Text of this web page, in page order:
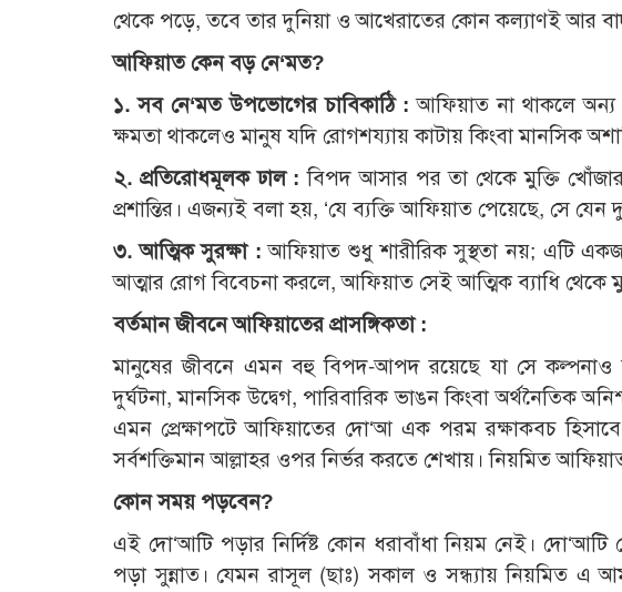
থেকে পড়ে, তবে তার দুনিয়া ও আখেরাতের কোন কল্যাণই আর
আফিয়াত কেন বড় নে‘মত?
১. সব নে‘মত উপভোগের চাবিকাঠি :আফিয়াত না থাকলে
ক্ষমতা থাকলেও মানুষ যদি রোগশয্যায় কাটায় কিংবা মানসিক
২. প্রতিরোধমূলক ঢাল : বিপদ আসার পর তা থেকে মুক্তি
প্রশান্তির। এজন্যই বলা হয়, ‘যে ব্যক্তি আফিয়াত পেয়েছে, সে যেন
৩. আত্মিক সুরক্ষা : আফিয়াত শুধু শারীরিক সুস্থতা নয়; এটি
আত্মার রোগ বিবেচনা করলে, আফিয়াত সেই আত্মিক ব্যাধি থেকে
বর্তমান জীবনে আফিয়াতের প্রাসঙ্গিকতা :
মানুষের জীবনে এমন বহু বিপদ-আপদ রয়েছে যা সে
দুর্ঘটনা, মানসিক উদ্বেগ, পারিবারিক ভাঙন কিংবা অর্থনৈতিক
এমন প্রেক্ষাপটে আফিয়াতের দো‘আ এক পরম রক্ষাকবচ
সর্বশক্তিমান আল্লাহর ওপর নির্ভর করতে শেখায়। নিয়মিত আফিয়াত
কোন সময় পড়বেন?
এই দো‘আটি পড়ার নির্দিষ্ট কোন ধরাবাঁধা নিয়ম নেই।
পড়া সুন্নাত। যেমন রাসূল (ছাঃ) সকাল ও সন্ধ্যায় নিয়মিত এ